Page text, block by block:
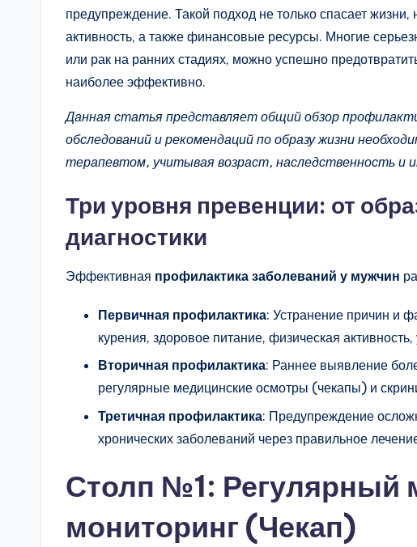
предупреждение. Такой подход не только спасает
активность, а также финансовые ресурсы. Многие
или рак на ранних стадиях, можно успешно
наиболее эффективно.
Данная статья представляет общий обзор
обследований и рекомендаций по образу жизни
терапевтом, учитывая возраст, наследственность и
Три уровня превенции: от
диагностики
Эффективная профилактика заболеваний у мужчин
Первичная профилактика: Устранение причин и
курения, здоровое питание, физическая
Вторичная профилактика: Раннее выявление
регулярные медицинские осмотры (чекапы) и
Третичная профилактика: Предупреждение
хронических заболеваний через правильное
Столп №1: Регулярный
мониторинг (Чекап)